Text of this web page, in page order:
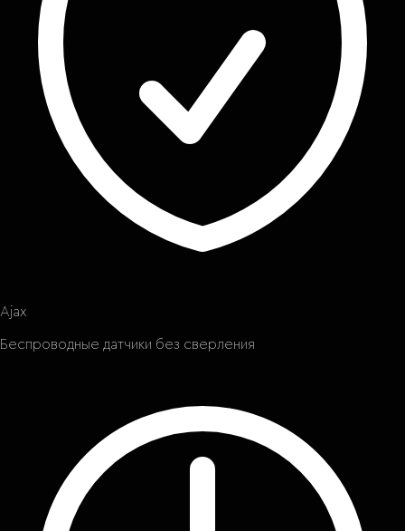
Ajax
Беспроводные датчики без сверления